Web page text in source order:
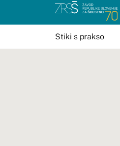
Stiki s prakso